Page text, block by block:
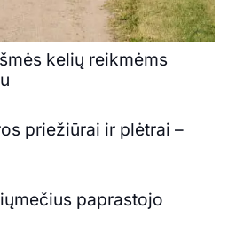
kelių reikmėms
priežiūrai ir plėtrai –
paprastojo